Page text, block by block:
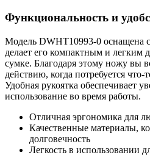
Функциональность и
Модель DWHT10993-0 оснащена
делает его компактным и легким
сумке. Благодаря этому ножу вы
действию, когда потребуется что-
Удобная рукоятка обеспечивает
использование во время работы.
Отличная эргономика для
Качественные материалы,
долговечность
Легкость в использовании